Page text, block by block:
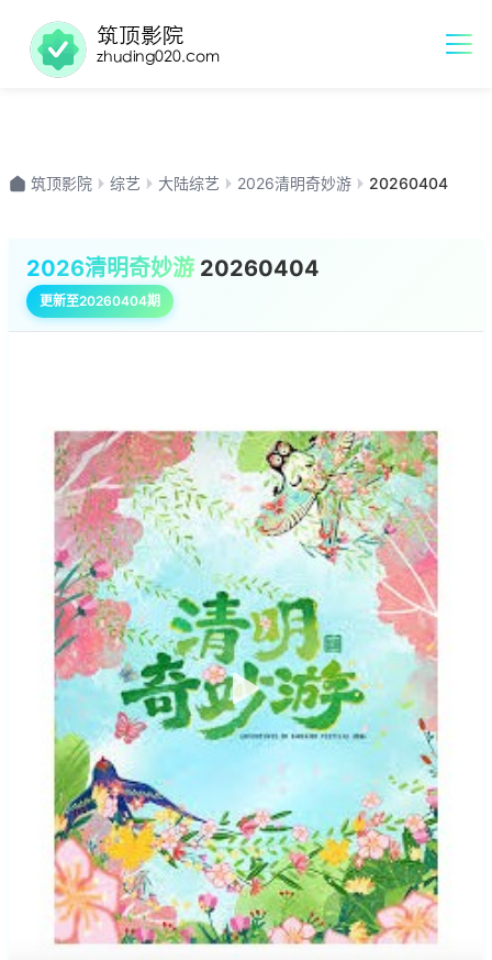
筑顶影院 综艺 大陆综艺 2026清明奇妙游 20260404
2026清明奇妙游 20260404
更新至20260404期